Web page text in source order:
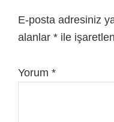
E-posta adresiniz
alanlar * ile
Yorum *